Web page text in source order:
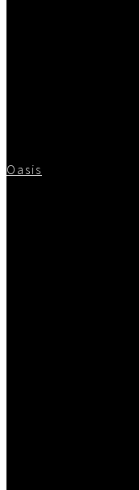
Oasis